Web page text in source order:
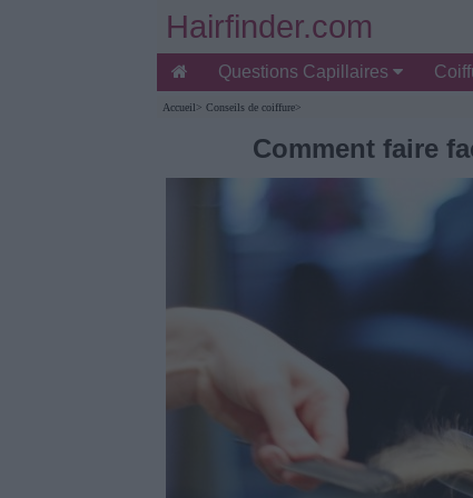
Hairfinder.com
Questions Capillaires
Accueil> Conseils de coiffure>
Comment faire